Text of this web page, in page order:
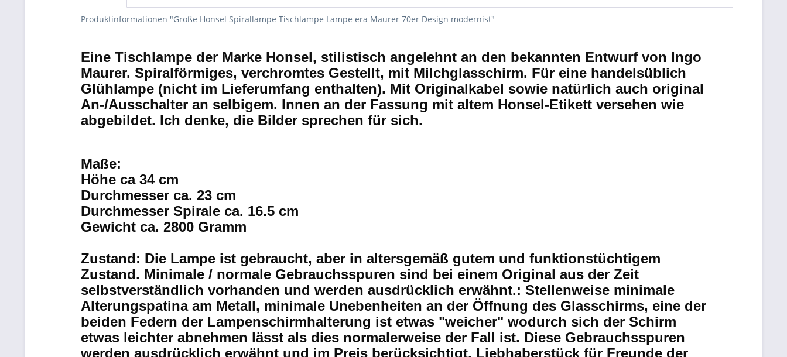
Produktinformationen "Große Honsel Spirallampe Tischlampe Lampe era Maurer 70er Design modernist"
Eine Tischlampe der Marke Honsel, stilistisch angelehnt an den bekannten Entwurf von Ingo
Maurer. Spiralförmiges, verchromtes Gestellt, mit Milchglasschirm. Für eine handelsüblich
Glühlampe (nicht im Lieferumfang enthalten). Mit Originalkabel sowie natürlich auch original
An-/Ausschalter an selbigem. Innen an der Fassung mit altem Honsel-Etikett versehen wie
abgebildet. Ich denke, die Bilder sprechen für sich.
Maße:
Höhe ca 34 cm
Durchmesser ca. 23 cm
Durchmesser Spirale ca. 16.5 cm
Gewicht ca. 2800 Gramm
Zustand: Die Lampe ist gebraucht, aber in altersgemäß gutem und funktionstüchtigem
Zustand. Minimale / normale Gebrauchsspuren sind bei einem Original aus der Zeit
selbstverständlich vorhanden und werden ausdrücklich erwähnt.: Stellenweise minimale
Alterungspatina am Metall, minimale Unebenheiten an der Öffnung des Glasschirms, eine der
beiden Federn der Lampenschirmhalterung ist etwas "weicher" wodurch sich der Schirm
etwas leichter abnehmen lässt als dies normalerweise der Fall ist. Diese Gebrauchsspuren
werden ausdrücklich erwähnt und im Preis berücksichtigt. Liebhaberstück für Freunde der